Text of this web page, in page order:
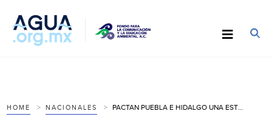
HOME NACIONALES